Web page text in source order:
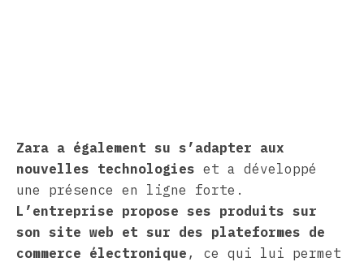
Zara a également su s’adapter aux
nouvelles technologies et a développé
une présence en ligne forte.
L’entreprise propose ses produits sur
son site web et sur des plateformes de
commerce électronique , ce qui lui permet